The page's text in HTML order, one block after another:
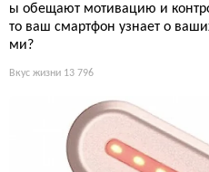
ы обещают мотивацию и
то ваш смартфон узнает о
ми?
Вкус жизни 13 796